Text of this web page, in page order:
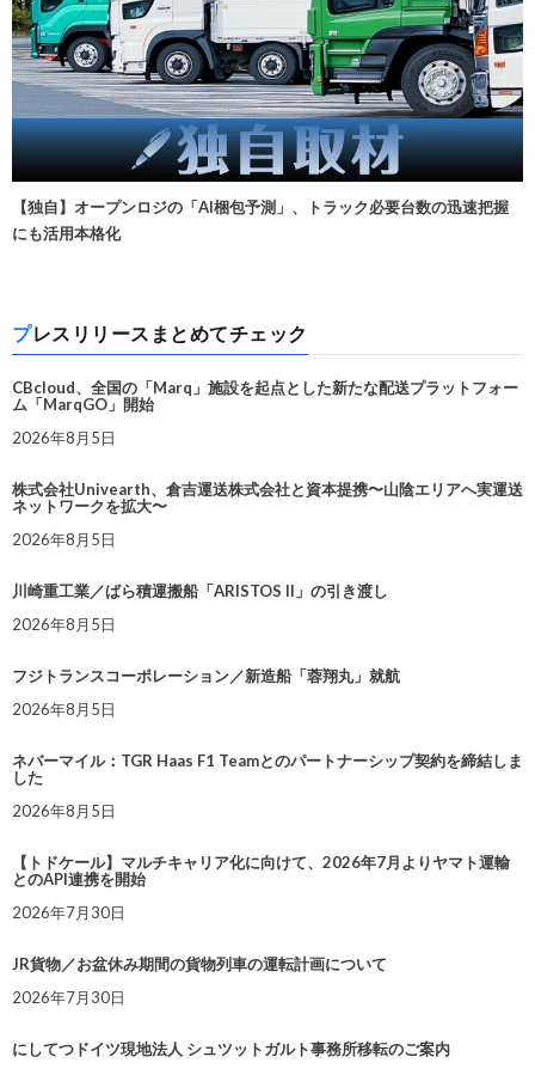
【独自】オープンロジの「AI梱包予測」、トラック必要台数の迅速把握
にも活用本格化
プレスリリースまとめてチェック
CBcloud、全国の「Marq」施設を起点とした新たな配送プラットフォー
ム「MarqGO」開始
2026年8月5日
株式会社Univearth、倉吉運送株式会社と資本提携〜山陰エリアへ実運送
ネットワークを拡大〜
2026年8月5日
川崎重工業／ばら積運搬船「ARISTOS II」の引き渡し
2026年8月5日
フジトランスコーポレーション／新造船「蓉翔丸」就航
2026年8月5日
ネバーマイル：TGR Haas F1 Teamとのパートナーシップ契約を締結しま
した
2026年8月5日
【トドケール】マルチキャリア化に向けて、2026年7月よりヤマト運輸
とのAPI連携を開始
2026年7月30日
JR貨物／お盆休み期間の貨物列車の運転計画について
2026年7月30日
にしてつドイツ現地法人 シュツットガルト事務所移転のご案内